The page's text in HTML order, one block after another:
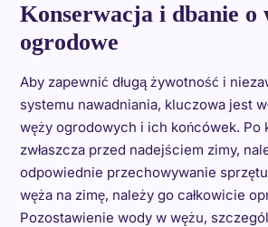
Konserwacja i dbanie o
ogrodowe
Aby zapewnić długą żywotność i
systemu nawadniania, kluczowa jest
węży ogrodowych i ich końcówek. Po
zwłaszcza przed nadejściem zimy,
odpowiednie przechowywanie
węża na zimę, należy go całkowicie
Pozostawienie wody w wężu,